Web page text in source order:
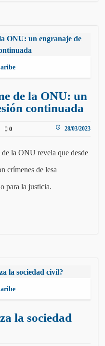
de la ONU: un
continuada
0 28/03/2023
la ONU revela que desde
crímenes de lesa
para la justicia.
la sociedad